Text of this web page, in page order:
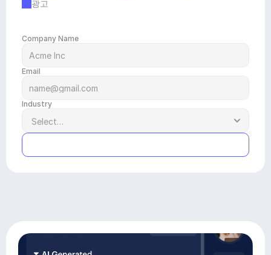
광고
Company Name
Email
Industry